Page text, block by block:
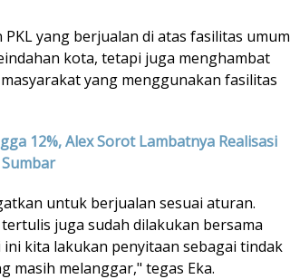
yang berjualan di atas fasilitas umum
kota, tetapi juga menghambat
yang menggunakan fasilitas
12%, Alex Sorot Lambatnya Realisasi
untuk berjualan sesuai aturan.
juga sudah dilakukan bersama
kita lakukan penyitaan sebagai tindak
masih melanggar," tegas Eka.